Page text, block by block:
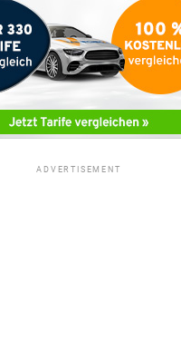
ADVERTISEMENT